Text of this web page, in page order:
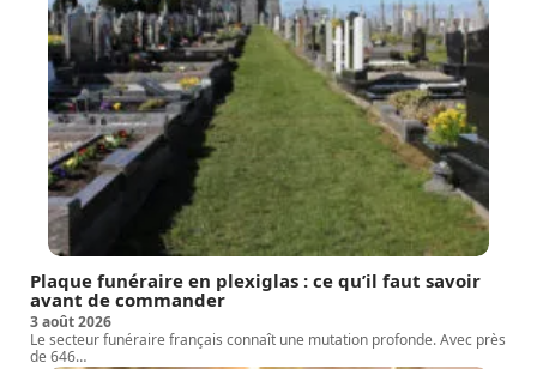
Plaque funéraire en plexiglas : ce qu’il faut savoir
avant de commander
3 août 2026
Le secteur funéraire français connaît une mutation profonde. Avec près
de 646…